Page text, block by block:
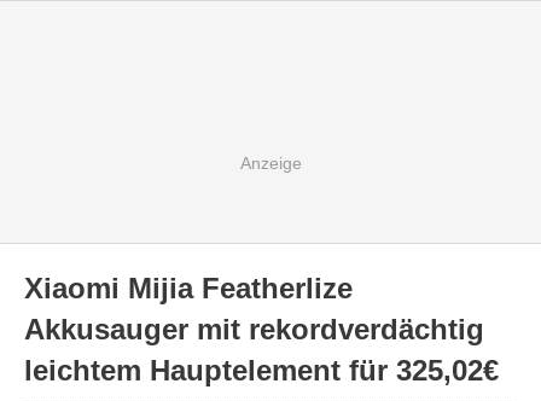
Xiaomi Mijia Featherlize
Akkusauger mit rekordverdächtig
leichtem Hauptelement für 325,02€